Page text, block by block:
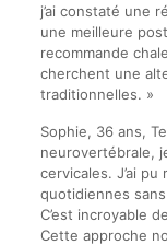
j’ai constaté une
une meilleure
recommande
cherchent une
traditionnelles. »
Sophie, 36 ans,
neurovertébrale,
cervicales. J’ai
quotidiennes
C’est incroyable
Cette approche